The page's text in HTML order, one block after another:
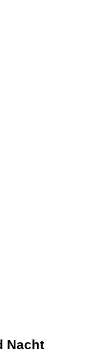
Nacht